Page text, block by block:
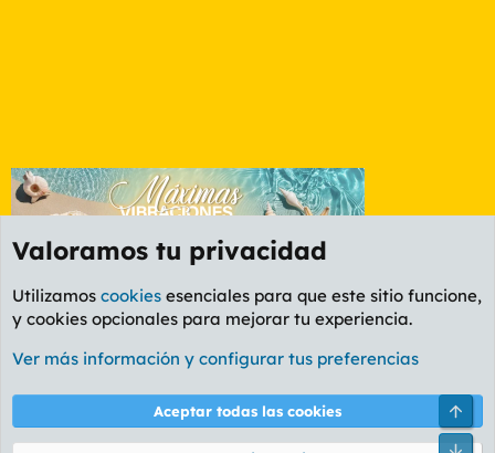
Foro Cine
Cookies
PL OLDSTYLE AMARILLO
Términos y reglas Política de privacidad Ayuda
Valoramos tu privacidad
Utilizamos cookies esenciales para que este sitio funcione,
y cookies opcionales para mejorar tu experiencia.
Ver más información y configurar tus preferencias
Aceptar todas las cookies
Pie